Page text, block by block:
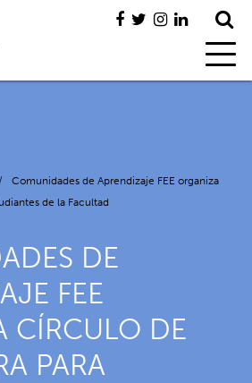
/
Comunidades de Aprendizaje FEE organiza
de la Facultad
DE
FEE
CÍRCULO DE
PARA